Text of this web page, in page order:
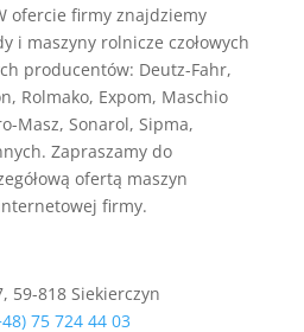
ofercie firmy znajdziemy
i maszyny rolnicze czołowych
producentów: Deutz-Fahr,
Rolmako, Expom, Maschio
Masz, Sonarol, Sipma,
Zapraszamy do
ofertą maszyn
firmy.
59-818 Siekierczyn
75 724 44 03